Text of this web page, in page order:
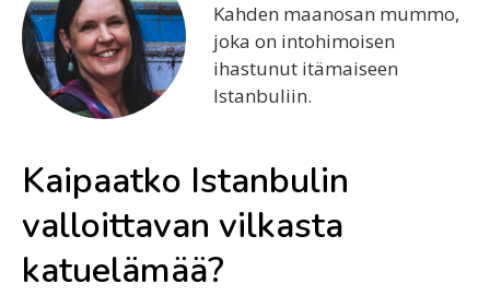
Kahden maanosan mummo,
joka on intohimoisen
ihastunut itämaiseen
Istanbuliin.
Kaipaatko Istanbulin
valloittavan vilkasta
katuelämää?